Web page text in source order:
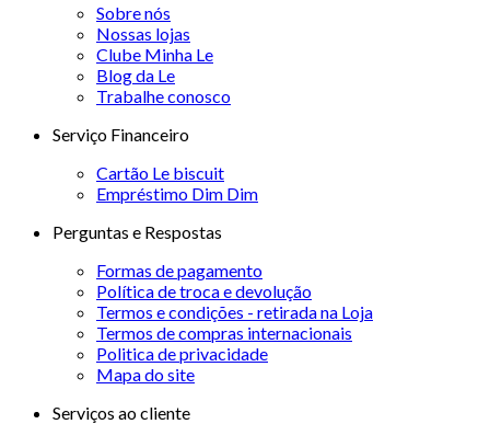
Sobre nós
Nossas lojas
Clube Minha Le
Blog da Le
Trabalhe conosco
Serviço Financeiro
Cartão Le biscuit
Empréstimo Dim Dim
Perguntas e Respostas
Formas de pagamento
Política de troca e devolução
Termos e condições - retirada na Loja
Termos de compras internacionais
Politica de privacidade
Mapa do site
Serviços ao cliente